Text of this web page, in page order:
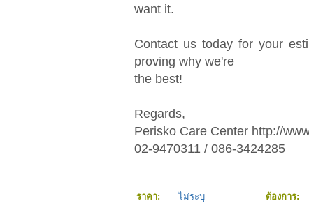
want it.
Contact us today for your
proving why we're
the best!
Regards,
Perisko Care Center http://
02-9470311 / 086-3424285
ราคา: ไม่ระบุ ต้องการ: